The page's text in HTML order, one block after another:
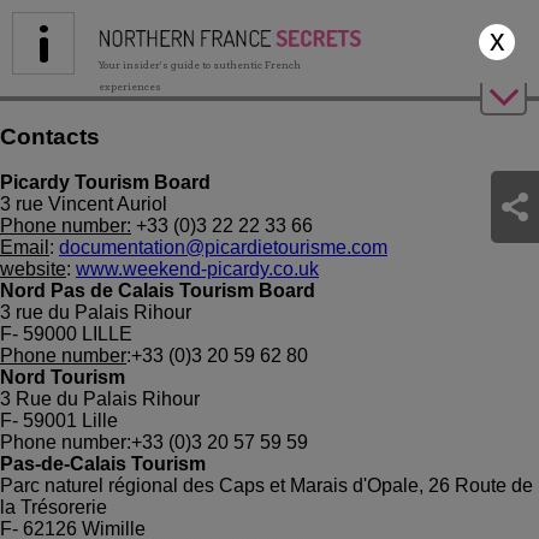
x
Your insider's guide to authentic French
experiences
Contacts
Picardy Tourism Board
3 rue Vincent Auriol
Phone number: +33 (0)3 22 22 33 66
Email : documentation@picardietourisme.com
website: www.weekend-picardy.co.uk
Nord Pas de Calais Tourism Board
3 rue du Palais Rihour
F- 59000 LILLE
Phone number:+33 (0)3 20 59 62 80
Nord Tourism
3 Rue du Palais Rihour
F- 59001 Lille
Phone number:+33 (0)3 20 57 59 59
Pas-de-Calais Tourism
Parc naturel régional des Caps et Marais d'Opale, 26 Route de
la Trésorerie
F- 62126 Wimille